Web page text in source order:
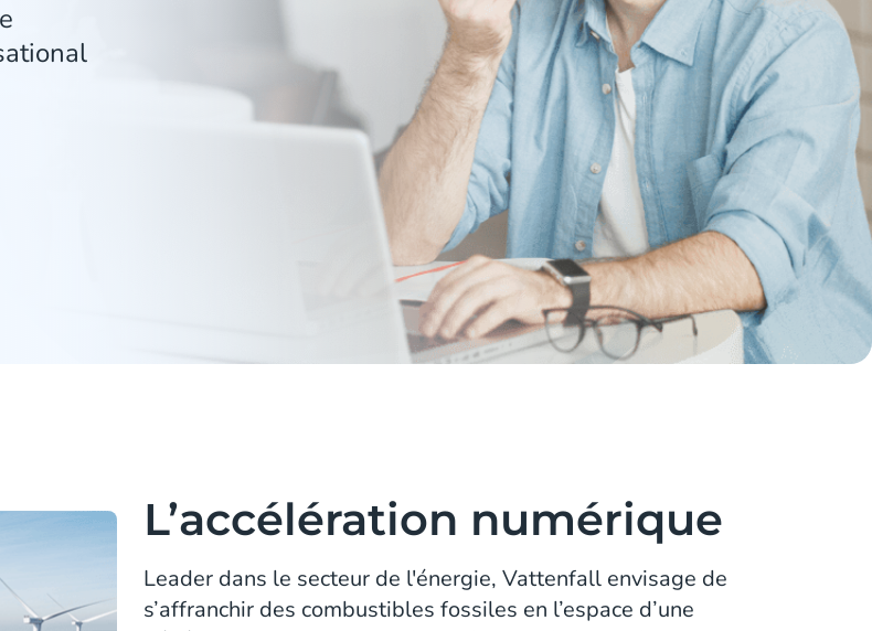
L’accélération numérique
Leader dans le secteur de l'énergie, Vattenfall envisage de
s’affranchir des combustibles fossiles en l’espace d’une